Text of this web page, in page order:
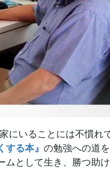
にいることには不慣れ
する本』 の勉強への道
として生き、勝つ助